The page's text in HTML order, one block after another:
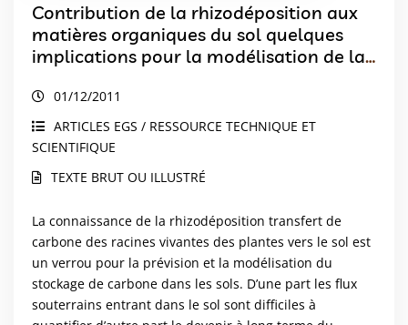
Contribution de la rhizodéposition aux
matières organiques du sol quelques
implications pour la modélisation de la
01/12/2011
ARTICLES EGS / RESSOURCE TECHNIQUE ET
SCIENTIFIQUE
TEXTE BRUT OU ILLUSTRÉ
La connaissance de la rhizodéposition transfert de
carbone des racines vivantes des plantes vers le sol est
un verrou pour la prévision et la modélisation du
stockage de carbone dans les sols. D’une part les flux
souterrains entrant dans le sol sont difficiles à